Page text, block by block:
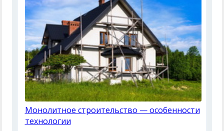
Монолитное строительство — особенности
технологии